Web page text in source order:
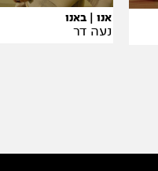
אנו | באנו
נעה דר